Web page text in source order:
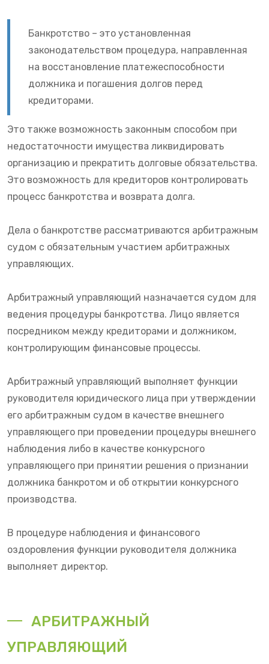
Банкротство – это установленная
законодательством процедура, направленная
на восстановление платежеспособности
должника и погашения долгов перед
кредиторами.
Это также возможность законным способом при
недостаточности имущества ликвидировать
организацию и прекратить долговые обязательства.
Это возможность для кредиторов контролировать
процесс банкротства и возврата долга.
Дела о банкротстве рассматриваются арбитражным
судом с обязательным участием арбитражных
управляющих.
Арбитражный управляющий назначается судом для
ведения процедуры банкротства. Лицо является
посредником между кредиторами и должником,
контролирующим финансовые процессы.
Арбитражный управляющий выполняет функции
руководителя юридического лица при утверждении
его арбитражным судом в качестве внешнего
управляющего при проведении процедуры внешнего
наблюдения либо в качестве конкурсного
управляющего при принятии решения о признании
должника банкротом и об открытии конкурсного
производства.
В процедуре наблюдения и финансового
оздоровления функции руководителя должника
выполняет директор.
АРБИТРАЖНЫЙ
УПРАВЛЯЮЩИЙ